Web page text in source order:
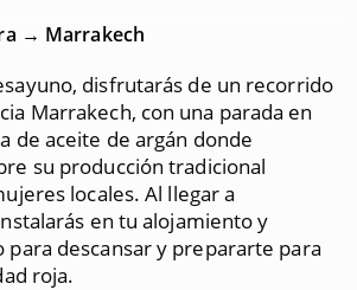
→ Marrakech
disfrutarás de un recorrido
Marrakech, con una parada en
de aceite de argán donde
su producción tradicional
locales. Al llegar a
en tu alojamiento y
descansar y prepararte para
roja.